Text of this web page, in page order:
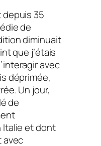
depuis 35
de
diminuait
que j’étais
avec
déprimée,
Un jour,
de
Italie et dont
avec